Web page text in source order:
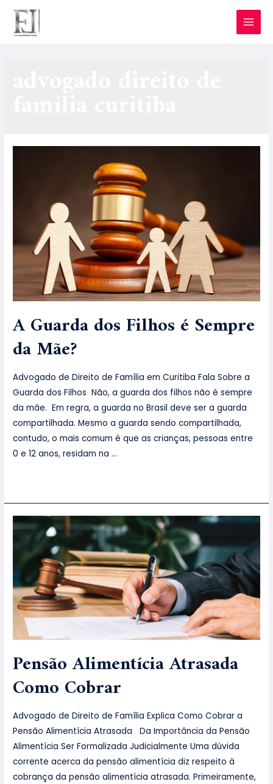
A Guarda dos Filhos é Sempre
da Mãe?
Advogado de Direito de Família em Curitiba Fala Sobre a
Guarda dos Filhos Não, a guarda dos filhos não é sempre
da mãe. Em regra, a guarda no Brasil deve ser a guarda
compartilhada. Mesmo a guarda sendo compartilhada,
contudo, o mais comum é que as crianças, pessoas entre
0 e 12 anos, residam na …
Pensão Alimentícia Atrasada
Como Cobrar
Advogado de Direito de Família Explica Como Cobrar a
Pensão Alimentícia Atrasada Da Importância da Pensão
Alimentícia Ser Formalizada Judicialmente Uma dúvida
corrente acerca da pensão alimentícia diz respeito à
cobrança da pensão alimentícia atrasada. Primeiramente,